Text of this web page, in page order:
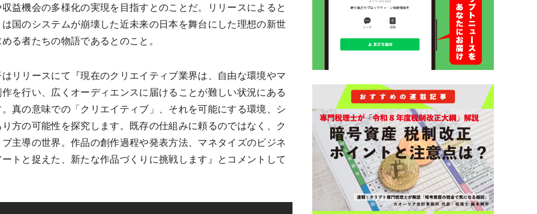
益機会の多様化の実現を目指すとのことだ。リリースによると
国のシステムが崩壊した近未来の日本を舞台にした理想の新世
る者たちの物語であるとのこと。
リリースにて『現在のクリエイティブ業界は、自由な環境やマ
を行い、広くオーディエンスに届けることが難しい状況にある
真の意味での「クリエイティブ」、それを可能にする環境、シ
方の可能性を探究します。既存の仕組みに頼るのではなく、ク
主導の世界。作品の創作過程や発表方法、マネタイズのビジネ
トと捉えた、新たな作品づくりに挑戦します』とコメントして